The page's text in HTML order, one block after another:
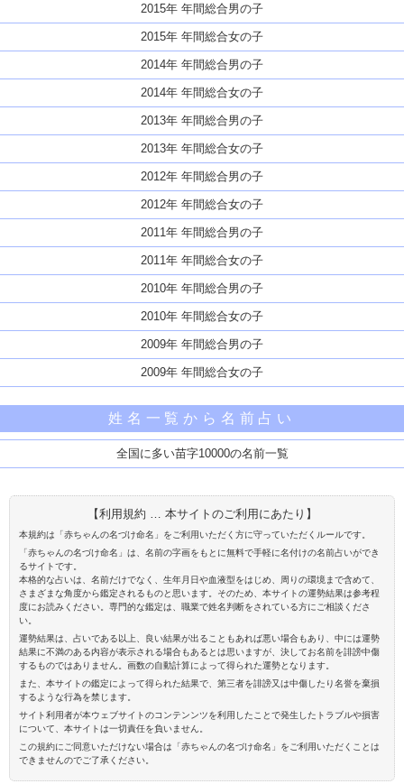
2015年 年間総合男の子
2015年 年間総合女の子
2014年 年間総合男の子
2014年 年間総合女の子
2013年 年間総合男の子
2013年 年間総合女の子
2012年 年間総合男の子
2012年 年間総合女の子
2011年 年間総合男の子
2011年 年間総合女の子
2010年 年間総合男の子
2010年 年間総合女の子
2009年 年間総合男の子
2009年 年間総合女の子
姓名一覧から名前占い
全国に多い苗字10000の名前一覧
【利用規約 … 本サイトのご利用にあたり】
本規約は「赤ちゃんの名づけ命名」をご利用いただく方に守っていただくルールです。
「赤ちゃんの名づけ命名」は、名前の字画をもとに無料で手軽に名付けの名前占いができ
るサイトです。
本格的な占いは、名前だけでなく、生年月日や血液型をはじめ、周りの環境まで含めて、
さまざまな角度から鑑定されるものと思います。そのため、本サイトの運勢結果は参考程
度にお読みください。専門的な鑑定は、職業で姓名判断をされている方にご相談くださ
い。
運勢結果は、占いである以上、良い結果が出ることもあれば悪い場合もあり、中には運勢
結果に不満のある内容が表示される場合もあるとは思いますが、決してお名前を誹謗中傷
するものではありません。画数の自動計算によって得られた運勢となります。
また、本サイトの鑑定によって得られた結果で、第三者を誹謗又は中傷したり名誉を棄損
するような行為を禁じます。
サイト利用者が本ウェブサイトのコンテンンツを利用したことで発生したトラブルや損害
について、本サイトは一切責任を負いません。
この規約にご同意いただけない場合は「赤ちゃんの名づけ命名」をご利用いただくことは
できませんのでご了承ください。